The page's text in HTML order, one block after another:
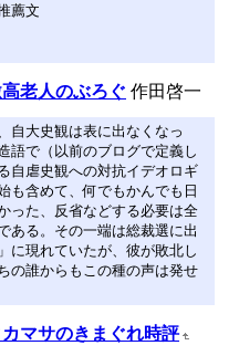
薦文
老人のぶろぐ 作田啓一
自大史観は表に出なくなっ
語で（以前のブログで定義し
自虐史観への対抗イデオロギ
も含めて、何でもかんでも日
った、反省などする必要は全
ある。その一端は総裁選に出
に現れていたが、彼が敗北し
の誰からもこの種の声は発せ
カマサのきまぐれ時評